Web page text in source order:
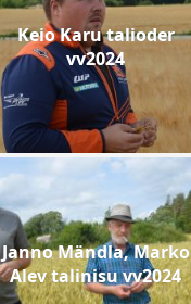
Keio Karu talioder
vv2024
Janno Mändla, Marko
Alev talinisu vv2024